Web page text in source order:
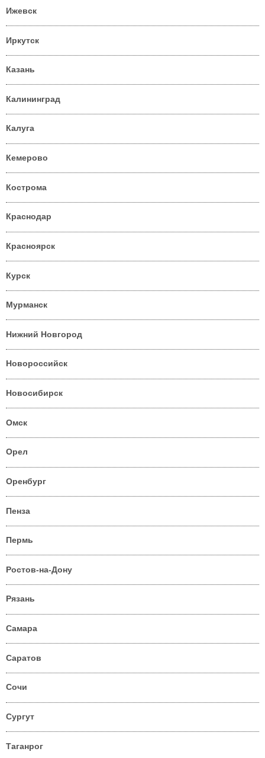
Ижевск
Иркутск
Казань
Калининград
Калуга
Кемерово
Кострома
Краснодар
Красноярск
Курск
Мурманск
Нижний Новгород
Новороссийск
Новосибирск
Омск
Орел
Оренбург
Пенза
Пермь
Ростов-на-Дону
Рязань
Самара
Саратов
Сочи
Сургут
Таганрог